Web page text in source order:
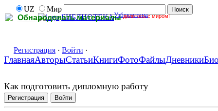
Обнародовать материалы делитесь с миром!
UZ
Мир
БИБЛИОТЕКАУзбекистана
Регистрация · Войти ·
ГлавнаяАвторыСтатьиКнигиФотоФайлыДневники
Как подготовить дипломную работу
Регистрация Войти